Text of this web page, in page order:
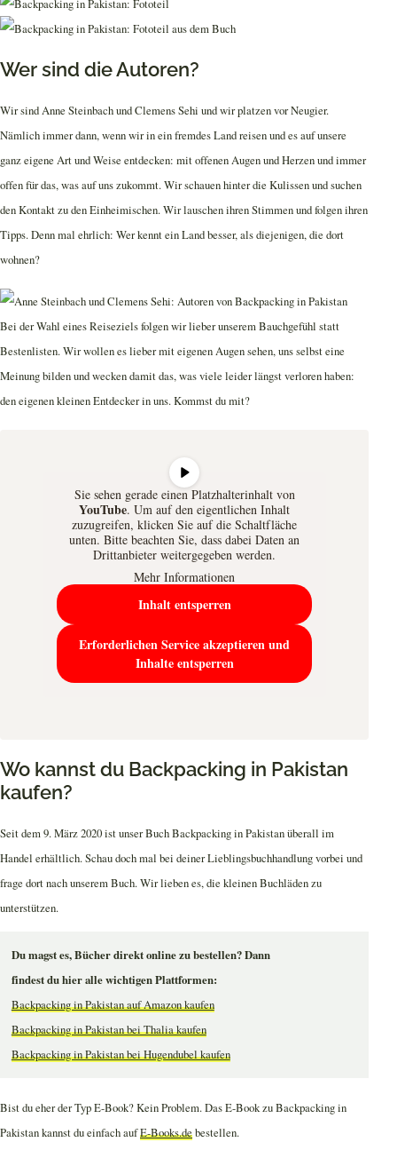
Wer sind die Autoren?
Wir sind Anne Steinbach und Clemens Sehi und wir platzen vor Neugier.
Nämlich immer dann, wenn wir in ein fremdes Land reisen und es auf unsere
ganz eigene Art und Weise entdecken: mit offenen Augen und Herzen und immer
offen für das, was auf uns zukommt. Wir schauen hinter die Kulissen und suchen
den Kontakt zu den Einheimischen. Wir lauschen ihren Stimmen und folgen ihren
Tipps. Denn mal ehrlich: Wer kennt ein Land besser, als diejenigen, die dort
wohnen?
Bei der Wahl eines Reiseziels folgen wir lieber unserem Bauchgefühl statt
Bestenlisten. Wir wollen es lieber mit eigenen Augen sehen, uns selbst eine
Meinung bilden und wecken damit das, was viele leider längst verloren haben:
den eigenen kleinen Entdecker in uns. Kommst du mit?
Sie sehen gerade einen Platzhalterinhalt von
YouTube. Um auf den eigentlichen Inhalt
zuzugreifen, klicken Sie auf die Schaltfläche
unten. Bitte beachten Sie, dass dabei Daten an
Drittanbieter weitergegeben werden.
Mehr Informationen
Inhalt entsperren
Erforderlichen Service akzeptieren und
Inhalte entsperren
Wo kannst du Backpacking in Pakistan
kaufen?
Seit dem 9. März 2020 ist unser Buch Backpacking in Pakistan überall im
Handel erhältlich. Schau doch mal bei deiner Lieblingsbuchhandlung vorbei und
frage dort nach unserem Buch. Wir lieben es, die kleinen Buchläden zu
unterstützen.
Du magst es, Bücher direkt online zu bestellen? Dann
findest du hier alle wichtigen Plattformen:
Backpacking in Pakistan auf Amazon kaufen
Backpacking in Pakistan bei Thalia kaufen
Backpacking in Pakistan bei Hugendubel kaufen
Bist du eher der Typ E-Book? Kein Problem. Das E-Book zu Backpacking in
Pakistan kannst du einfach aufE-Books.debestellen.